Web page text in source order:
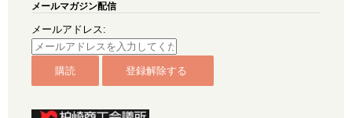
メールマガジン配信
メールアドレス: